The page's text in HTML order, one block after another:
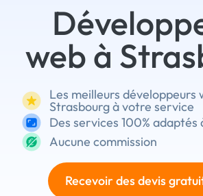
web à
Les meilleurs développeurs
Strasbourg à votre service
Des services 100% adaptés
Aucune commission
Recevoir des devis